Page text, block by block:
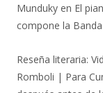
Munduky en El
compone la
Reseña literaria:
Romboli | Para